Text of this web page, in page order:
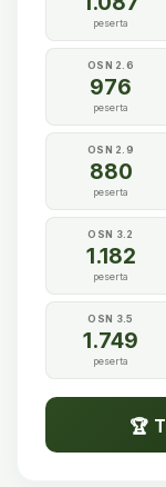
peserta
OSN 2.6
976
peserta
OSN 2.9
880
peserta
OSN 3.2
1.182
peserta
OSN 3.5
1.749
peserta
🏆